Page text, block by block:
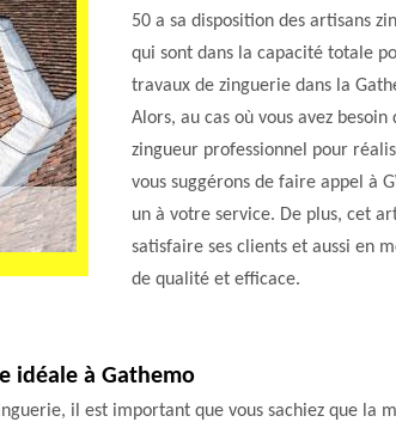
50 a sa disposition des artisans
qui sont dans la capacité totale
travaux de zinguerie dans la
Alors, au cas où vous avez
zingueur professionnel pour
vous suggérons de faire appel à
un à votre service. De plus, cet
satisfaire ses clients et aussi en
de qualité et efficace.
idéale à Gathemo
il est important que vous sachiez que la